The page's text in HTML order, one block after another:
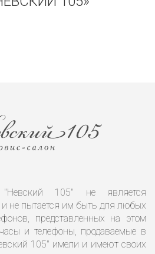
"Невский 105" не является
не пытается им быть для любых
представленных на этом
и телефоны, продаваемые в
105" имели и имеют своих